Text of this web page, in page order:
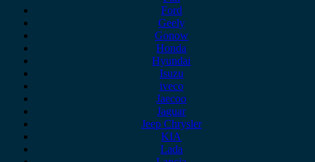
Ford
Geely
Gonow
Honda
Hyundai
Isuzu
iveco
Jaecoo
Jaguar
Jeep Chrysler
KIA
Lada